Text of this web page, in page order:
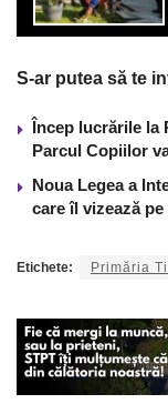
S-ar putea să te
Încep lucrările la
Parcul Copiilor
Noua Legea a
care îl vizează
Etichete: Primăria